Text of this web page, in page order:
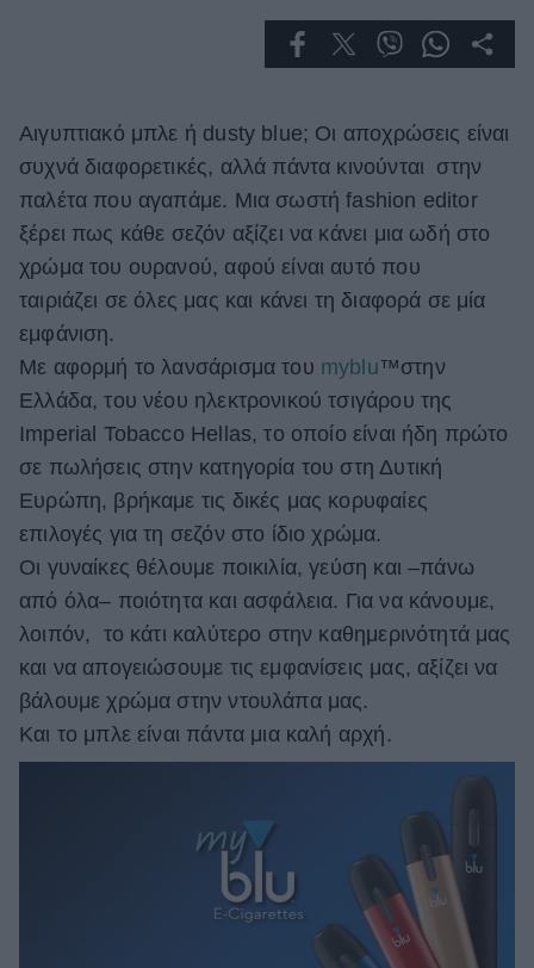
Living
Deco
Cooking
Green
Αφιερώματα
ΒΟΞ
Χωρίς Ταμπέλες
Women's Forum
Hautes Grecians
Αιγυπτιακό μπλε ή dusty blue; Οι αποχρώσεις είναι
συχνά διαφορετικές, αλλά πάντα κινούνται στην
παλέτα που αγαπάμε. Μια σωστή fashion editor
ξέρει πως κάθε σεζόν αξίζει να κάνει μια ωδή στο
χρώμα του ουρανού, αφού είναι αυτό που
ταιριάζει σε όλες μας και κάνει τη διαφορά σε μία
εμφάνιση.
Με αφορμή το λανσάρισμα του myblu™στην
Ελλάδα, του νέου ηλεκτρονικού τσιγάρου της
Imperial Tobacco Hellas, το οποίο είναι ήδη πρώτο
σε πωλήσεις στην κατηγορία του στη Δυτική
Ευρώπη, βρήκαμε τις δικές μας κορυφαίες
επιλογές για τη σεζόν στο ίδιο χρώμα.
Οι γυναίκες θέλουμε ποικιλία, γεύση και –πάνω
από όλα– ποιότητα και ασφάλεια. Για να κάνουμε,
λοιπόν, το κάτι καλύτερο στην καθημερινότητά μας
και να απογειώσουμε τις εμφανίσεις μας, αξίζει να
βάλουμε χρώμα στην ντουλάπα μας.
Και το μπλε είναι πάντα μια καλή αρχή.